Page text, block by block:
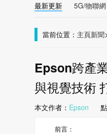
最新更新 5G/物聯網
當前位置： 主頁新聞
Epson跨產
與視覺技術
本文作者： Epson 點
前言：